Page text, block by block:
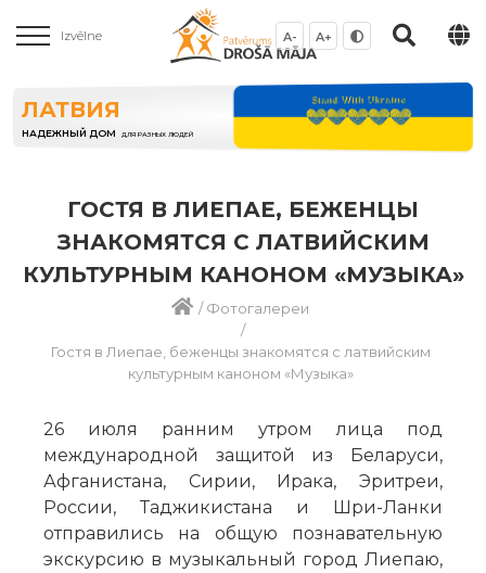
Izvēlne A- A+
ЛАТВИЯ
НАДЕЖНЫЙ ДОМ ДЛЯ РАЗНЫХ ЛЮДЕЙ
ГОСТЯ В ЛИЕПАЕ, БЕЖЕНЦЫ
ЗНАКОМЯТСЯ С ЛАТВИЙСКИМ
КУЛЬТУРНЫМ КАНОНОМ «МУЗЫКА»
/Фотогалереи
/
Гостя в Лиепае, беженцы знакомятся с латвийским
культурным каноном «Музыка»
26 июля ранним утром лица под
международной защитой из Беларуси,
Афганистана, Сирии, Ирака, Эритреи,
России, Таджикистана и Шри-Ланки
отправились на общую познавательную
экскурсию в музыкальный город Лиепаю,